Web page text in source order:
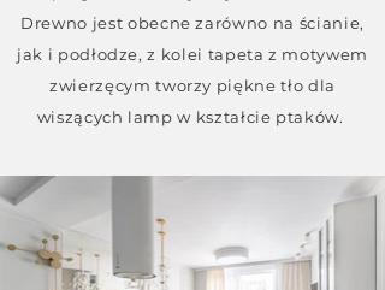
Drewno jest obecne zarówno na ścianie,
jak i podłodze, z kolei tapeta z motywem
zwierzęcym tworzy piękne tło dla
wiszących lamp w kształcie ptaków.